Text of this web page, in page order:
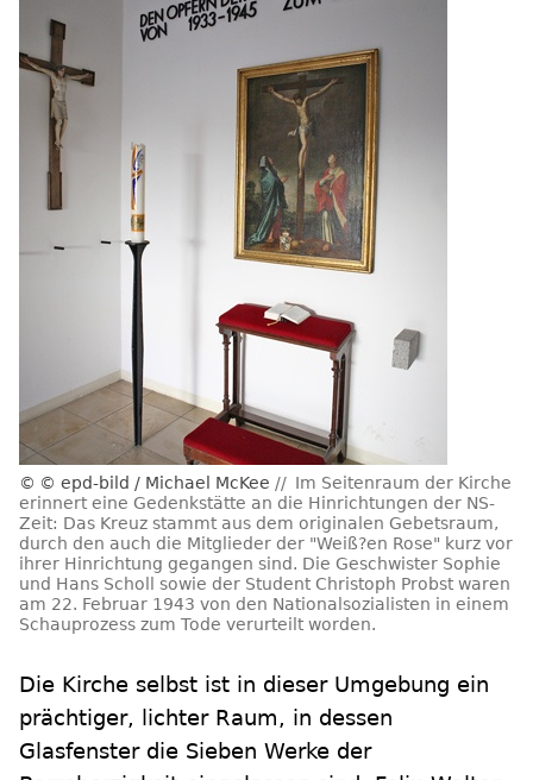
© epd-bild / Michael McKee
Im Seitenraum der Kirche
erinnert eine Gedenkstätte an die Hinrichtungen der NS-
Zeit: Das Kreuz stammt aus dem originalen Gebetsraum,
durch den auch die Mitglieder der "Weiß?en Rose" kurz vor
ihrer Hinrichtung gegangen sind. Die Geschwister Sophie
und Hans Scholl
sowie der Student Christoph Probst waren
am 22. Februar 1943 von den Nationalsozialisten in einem
Schauprozess zum Tode verurteilt worden.
Die Kirche selbst ist in dieser Umgebung ein
prächtiger, lichter Raum, in dessen
Glasfenster die Sieben Werke der